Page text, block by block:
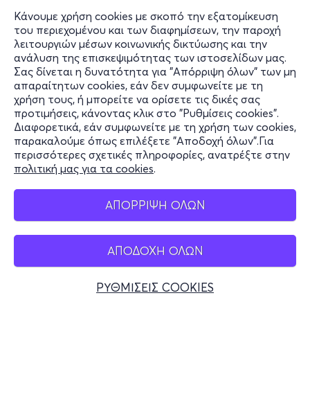
Κάνουμε χρήση cookies με σκοπό την εξατομίκευση
του περιεχομένου και των διαφημίσεων, την παροχή
λειτουργιών μέσων κοινωνικής δικτύωσης και την
ανάλυση της επισκεψιμότητας των ιστοσελίδων μας.
Σας δίνεται η δυνατότητα για "Απόρριψη όλων" των μη
απαραίτητων cookies, εάν δεν συμφωνείτε με τη
χρήση τους, ή μπορείτε να ορίσετε τις δικές σας
προτιμήσεις, κάνοντας κλικ στο "Ρυθμίσεις cookies".
Διαφορετικά, εάν συμφωνείτε με τη χρήση των cookies,
παρακαλούμε όπως επιλέξετε "Αποδοχή όλων".Για
περισσότερες σχετικές πληροφορίες, ανατρέξτε στην
πολιτική μας για τα cookies.
ΑΠΟΡΡΙΨΗ ΟΛΩΝ
ΑΠΟΔΟΧΗ ΟΛΩΝ
ΡΥΘΜΙΣΕΙΣ COOKIES
Πληροφορίες
Υποστήριξη
Stay Connected
Mobile app